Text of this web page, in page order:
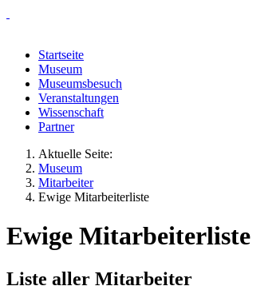
Startseite
Museum
Museumsbesuch
Veranstaltungen
Wissenschaft
Partner
Aktuelle Seite:
Museum
Mitarbeiter
Ewige Mitarbeiterliste
Ewige Mitarbeiterliste
Liste aller Mitarbeiter